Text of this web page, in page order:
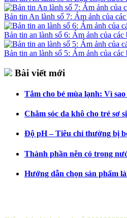
Bản tin An lành số 7: Ám ảnh của
Bản tin an lành số 6: Ám ảnh của các
Bản tin an lành số 5: Ám ảnh của
Bài viết mới
Tắm cho bé mùa lạnh: Vì
Chăm sóc da khô cho trẻ sơ
Độ pH – Tiêu chí thường bị
Thành phần nên có trong
Hướng dẫn chọn sản phẩm